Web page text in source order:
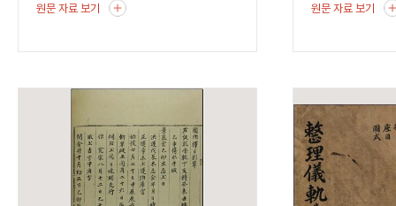
원문 자료 보기 원문 자료 보기